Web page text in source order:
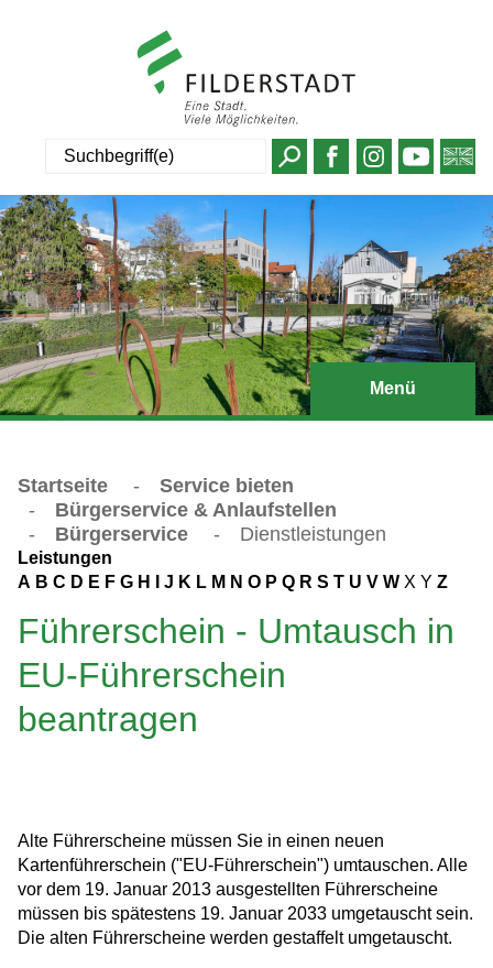
Menü
Startseite -
Service bieten
-
Bürgerservice & Anlaufstellen
-
Bürgerservice - Dienstleistungen
Leistungen
A B C D E F G H J K L M N O P Q R S T U V W X Y Z
Führerschein - Umtausch in
EU-Führerschein
beantragen
Alte Führerscheine müssen Sie in einen neuen
Kartenführerschein ("EU-Führerschein") umtauschen. Alle
vor dem 19. Januar 2013 ausgestellten Führerscheine
müssen bis spätestens 19. Januar 2033 umgetauscht sein.
Die alten Führerscheine werden gestaffelt umgetauscht.